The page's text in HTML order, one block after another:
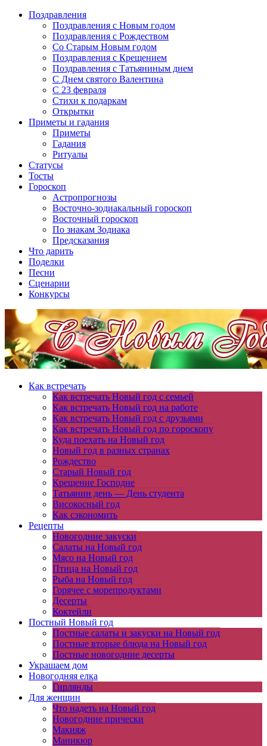
Поздравления
Поздравления с Новым годом
Поздравления с Рождеством
Со Старым Новым годом
Поздравления с Крещением
Поздравления с Татьяниным днем
С Днем святого Валентина
C 23 февраля
Стихи к подаркам
Открытки
Приметы и гадания
Приметы
Гадания
Ритуалы
Статусы
Тосты
Гороскоп
Астропрогнозы
Восточно-зодиакальный гороскоп
Восточный гороскоп
По знакам Зодиака
Предсказания
Что дарить
Поделки
Песни
Сценарии
Конкурсы
Как встречать
Как встречать Новый год с семьей
Как встречать Новый год на работе
Как встречать Новый год с друзьями
Как встречать Новый год по гороскопу
Куда поехать на Новый год
Новый год в разных странах
Рождество
Старый Новый год
Крещение Господне
Татьянин день — День студента
Високосный год
Как сэкономить
Рецепты
Новогодние закуски
Салаты на Новый год
Мясо на Новый год
Птица на Новый год
Рыба на Новый год
Горячее с морепродуктами
Десерты
Коктейли
Постный Новый год
Постные салаты и закуски на Новый год
Постные вторые блюда на Новый год
Постные новогодние десерты
Украшаем дом
Новогодняя елка
Гирлянды
Для женщин
Что надеть на Новый год
Новогодние прически
Макияж
Маникюр